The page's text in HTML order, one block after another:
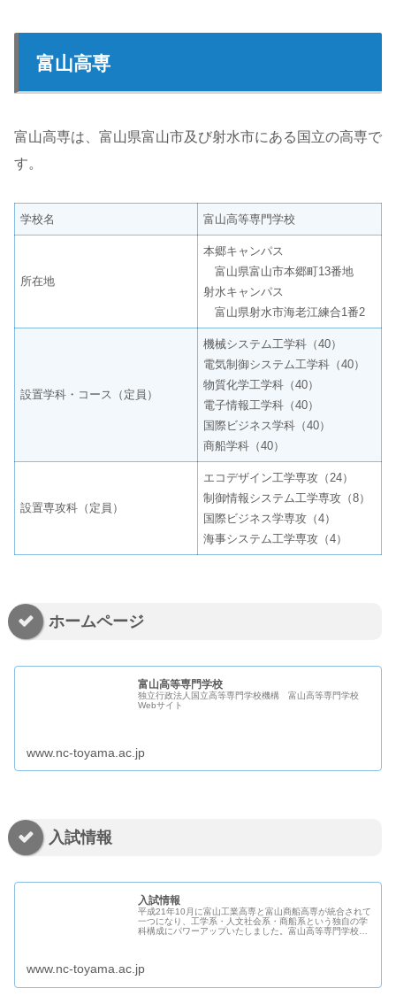
富山高専
富山高専は、富山県富山市及び射水市にある国立の高専で
す。
学校名 富山高等専門学校
所在地
本郷キャンパス
富山県富山市本郷町13番地
射水キャンパス
富山県射水市海老江練合1番2
設置学科・コース（定員）
機械システム工学科（40）
電気制御システム工学科（40）
物質化学工学科（40）
電子情報工学科（40）
国際ビジネス学科（40）
商船学科（40）
設置専攻科（定員）
エコデザイン工学専攻（24）
制御情報システム工学専攻（8）
国際ビジネス学専攻（4）
海事システム工学専攻（4）
ホームページ
富山高等専門学校
独立行政法人国立高等専門学校機構 富山高等専門学校
Webサイト
www.nc-toyama.ac.jp
入試情報
入試情報
平成21年10月に富山工業高専と富山商船高専が統合されて
一つになり、工学系・人文社会系・商船系という独自の学
科構成にパワーアップいたしました。富山高等専門学校で
www.nc-toyama.ac.jp